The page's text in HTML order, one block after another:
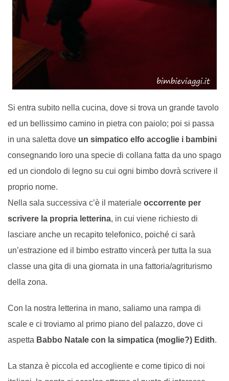
Si entra subito nella cucina, dove si trova un grande tavolo
ed un bellissimo camino in pietra con paiolo; poi si passa
in una saletta dove un simpatico elfo accoglie i bambini
consegnando loro una specie di collana fatta da uno spago
ed un ciondolo di legno su cui ogni bimbo dovrà scrivere il
proprio nome.
Nella sala successiva c’è il materiale occorrente per
scrivere la propria letterina, in cui viene richiesto di
lasciare anche un recapito telefonico, poiché ci sarà
un’estrazione ed il bimbo estratto vincerà per tutta la sua
classe una gita di una giornata in una fattoria/agriturismo
della zona.
Con la nostra letterina in mano, saliamo una rampa di
scale e ci troviamo al primo piano del palazzo, dove ci
aspetta Babbo Natale con la simpatica (moglie?) Edith.
La stanza è piccola ed accogliente e come tipico di noi